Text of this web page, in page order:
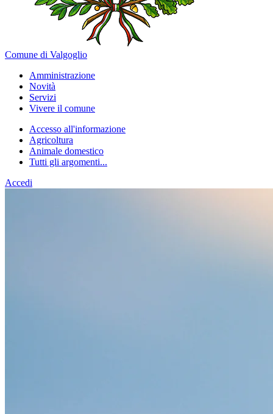
Comune di Valgoglio
Amministrazione
Novità
Servizi
Vivere il comune
Accesso all'informazione
Agricoltura
Animale domestico
Tutti gli argomenti...
Accedi